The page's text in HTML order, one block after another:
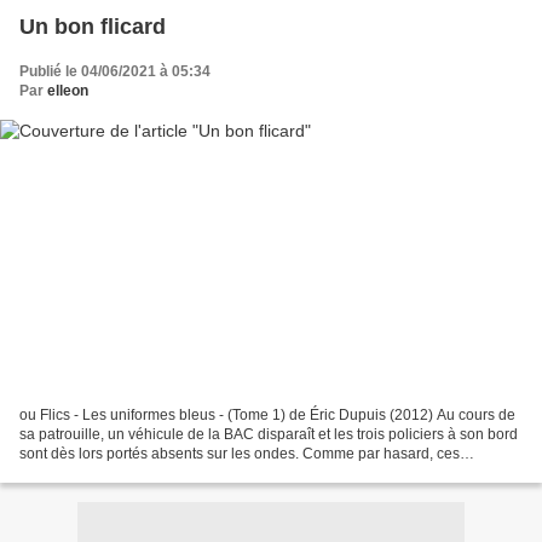
Un bon flicard
Publié le 04/06/2021 à 05:34
Par elleon
ou Flics - Les uniformes bleus - (Tome 1) de Éric Dupuis (2012) Au cours de
sa patrouille, un véhicule de la BAC disparaît et les trois policiers à son bord
sont dès lors portés absents sur les ondes. Comme par hasard, ces